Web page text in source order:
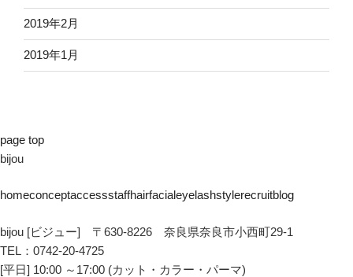
2019年2月
2019年1月
page top
bijou
homeconceptaccessstaffhairfacialeyelashstylerecruitblog
bijou [ビジュー] 〒630-8226 奈良県奈良市小西町29-1
TEL：0742-20-4725
[平日] 10:00 ～17:00 (カット・カラー・パーマ)